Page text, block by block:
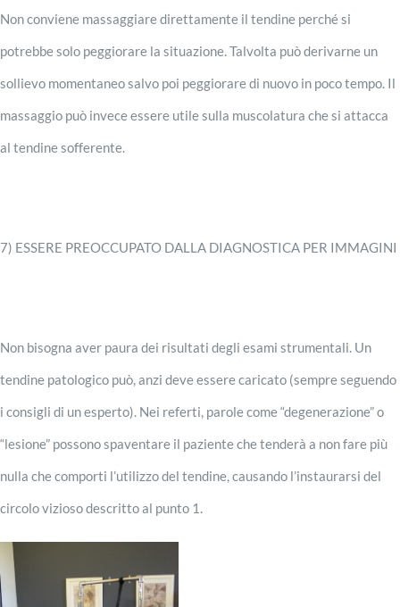
Non conviene massaggiare direttamente il tendine perché si
potrebbe solo peggiorare la situazione. Talvolta può derivarne un
sollievo momentaneo salvo poi peggiorare di nuovo in poco tempo. Il
massaggio può invece essere utile sulla muscolatura che si attacca
al tendine sofferente.
7) ESSERE PREOCCUPATO DALLA DIAGNOSTICA PER IMMAGINI
Non bisogna aver paura dei risultati degli esami strumentali. Un
tendine patologico può, anzi deve essere caricato (sempre seguendo
i consigli di un esperto). Nei referti, parole come “degenerazione” o
“lesione” possono spaventare il paziente che tenderà a non fare più
nulla che comporti l’utilizzo del tendine, causando l’instaurarsi del
circolo vizioso descritto al punto 1.